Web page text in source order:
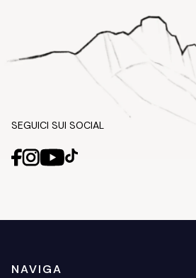
SEGUICI SUI SOCIAL
NAVIGA